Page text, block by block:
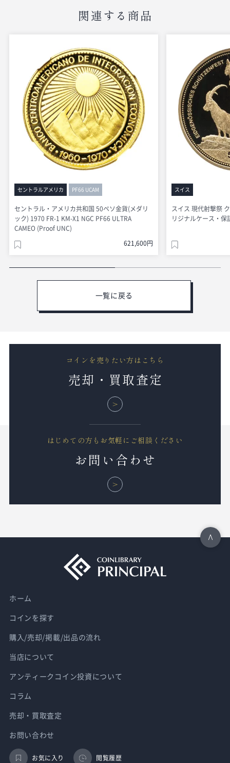
関連する商品
セントラルアメリカ PF66 UCAM
セントラル・アメリカ共和国 50ペソ金貨(メダリ
ック) 1970 FR-1 KM-X1 NGC PF66 ULTRA
CAMEO (Proof UNC)
621,600円
スイス
スイス 現代射撃祭
リジナルケース・保
一覧に戻る
コインを売りたい方はこちら
売却・買取査定
はじめての方もお気軽にご相談ください
お問い合わせ
ホーム
コインを探す
購入/売却/掲載/出品の流れ
当店について
アンティークコイン投資について
コラム
売却・買取査定
お問い合わせ
お気に入り 閲覧履歴